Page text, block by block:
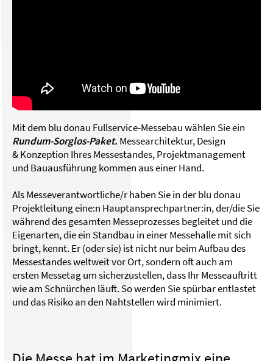
Mit dem blu donau Fullservice-Messebau wählen Sie ein
Rundum-Sorglos-Paket. Messearchitektur, Design
& Konzeption Ihres Messestandes, Projektmanagement
und Bauausführung kommen aus einer Hand.
Als Messeverantwortliche/r haben Sie in der blu donau
Projektleitung eine:n Hauptansprechpartner:in, der/die Sie
während des gesamten Messeprozesses begleitet und die
Eigenarten, die ein Standbau in einer Messehalle mit sich
bringt, kennt. Er (oder sie) ist nicht nur beim Aufbau des
Messestandes weltweit vor Ort, sondern oft auch am
ersten Messetag um sicherzustellen, dass Ihr Messeauftritt
wie am Schnürchen läuft. So werden Sie spürbar entlastet
und das Risiko an den Nahtstellen wird minimiert.